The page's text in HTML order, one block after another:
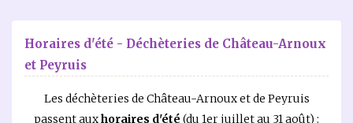
Horaires d'été - Déchèteries de Château-Arnoux
et Peyruis
Les déchèteries de Château-Arnoux et de Peyruis
passent auxhoraires d'été (du 1er juillet au 31 août) :